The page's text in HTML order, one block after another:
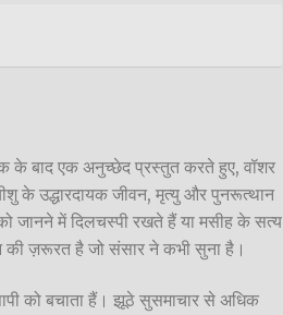
के बाद एक अनुच्छेद प्रस्तुत करते हुए, वॉशर
के उद्धारदायक जीवन, मृत्यु और पुनरूत्थान
जानने में दिलचस्पी रखते हैं या मसीह के सत्य
की ज़रूरत है जो संसार ने कभी सुना है।
को बचाता हैं। झूठे सुसमाचार से अधिक